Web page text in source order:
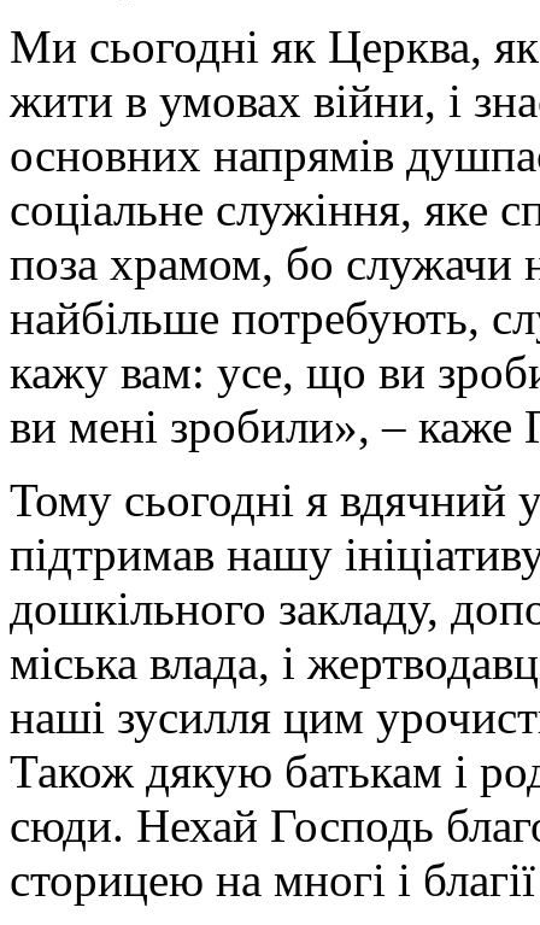
Ми сьогодні як Церква,
жити в умовах війни, і
основних напрямів
соціальне служіння, яке
поза храмом, бо служачи
найбільше потребують,
кажу вам: усе, що ви
ви мені зробили», –
Тому сьогодні я вдячний
підтримав нашу
дошкільного закладу,
міська влада, і
наші зусилля цим
Також дякую батькам і
сюди. Нехай Господь
сторицею на многі і